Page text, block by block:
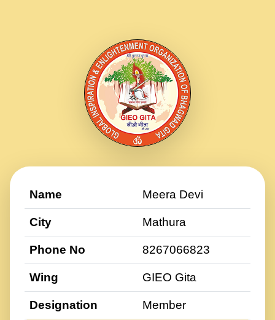
Name Meera Devi
City Mathura
Phone No 8267066823
Wing GIEO Gita
Designation Member